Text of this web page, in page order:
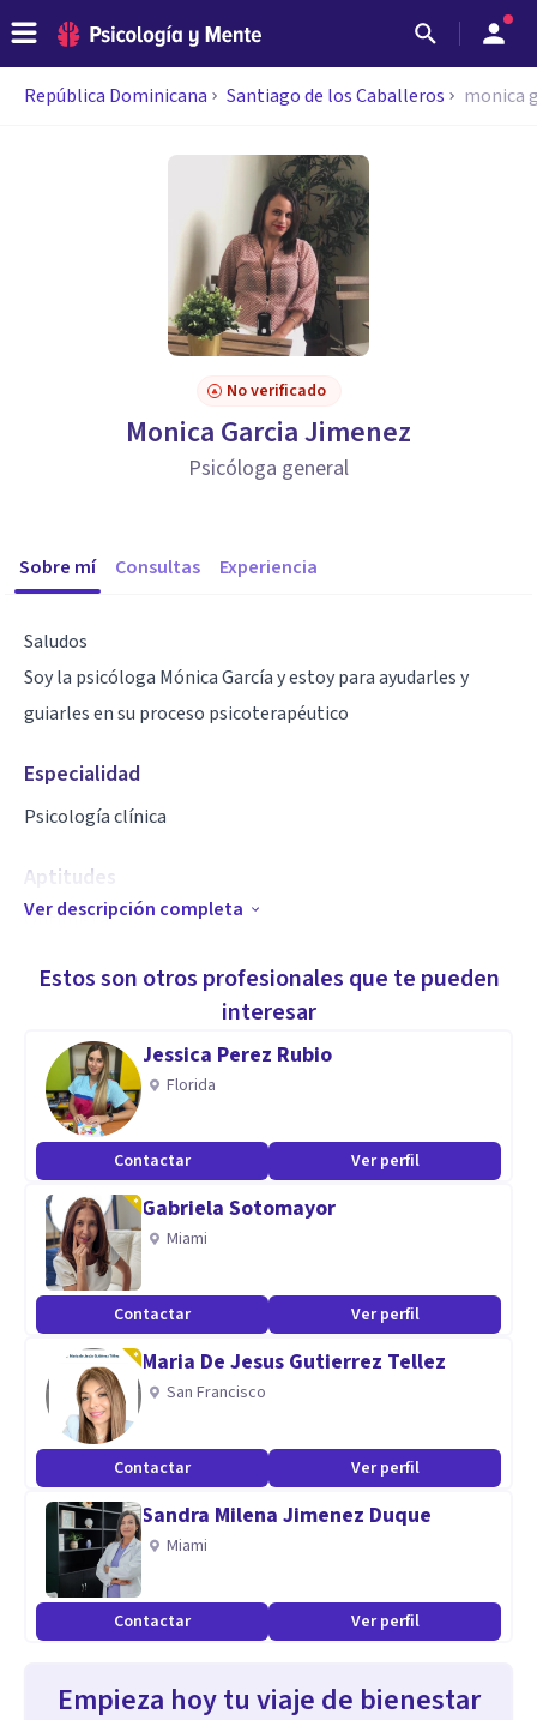
República Dominicana Santiago de los Caballeros monica
No verificado
Monica Garcia Jimenez
Psicóloga general
Sobre mí Consultas Experiencia
Saludos
Soy la psicóloga Mónica García y estoy para ayudarles y
guiarles en su proceso psicoterapéutico
Especialidad
Psicología clínica
Aptitudes
Optimista
Ver descripción completa
Estos son otros profesionales que te pueden
interesar
Jessica Perez Rubio
Florida
Contactar Ver perfil
Gabriela Sotomayor
Miami
Contactar Ver perfil
Maria De Jesus Gutierrez Tellez
San Francisco
Contactar Ver perfil
Sandra Milena Jimenez Duque
Miami
Contactar Ver perfil
Empieza hoy tu viaje de bienestar